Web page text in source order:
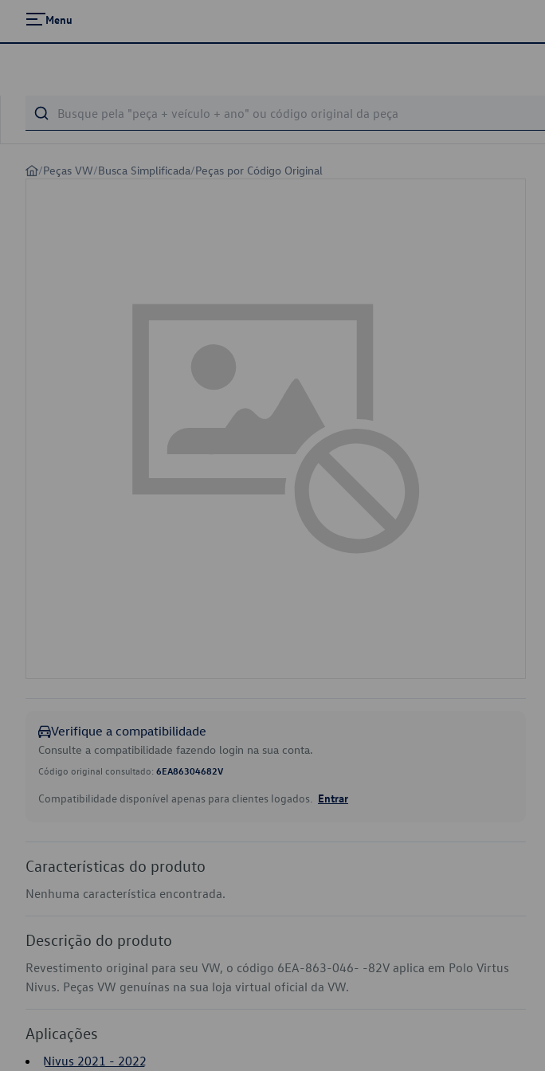
Menu
/Peças VW/Busca Simplificada/Peças por Código Original
Verifique a compatibilidade
Consulte a compatibilidade fazendo login na sua conta.
Código original consultado: 6EA86304682V
Compatibilidade disponível apenas para clientes logados. Entrar
Características do produto
Nenhuma característica encontrada.
Descrição do produto
Revestimento original para seu VW, o código 6EA-863-046- -82V aplica em Polo Virtus
Nivus. Peças VW genuínas na sua loja virtual oficial da VW.
Aplicações
Nivus 2021 - 2022